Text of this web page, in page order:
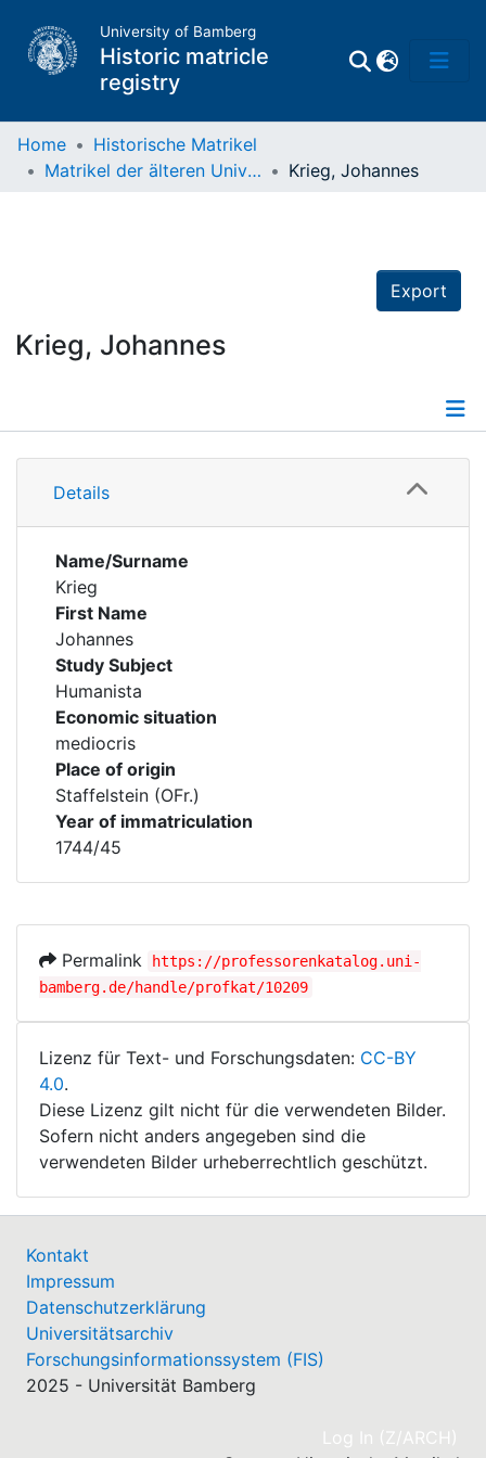
University of Bamberg
Historic matricle
registry
Home
Historische Matrikel
Matrikel der älteren Universität
Krieg, Johannes
Export
Krieg, Johannes
Details
Details
Name/Surname
Krieg
First Name
Johannes
Study Subject
Humanista
Economic situation
mediocris
Place of origin
Staffelstein (OFr.)
Year of immatriculation
1744/45
Permalink
https://professorenkatalog.uni-
bamberg.de/handle/profkat/10209
Lizenz für Text- und Forschungsdaten: CC-BY
4.0.
Diese Lizenz gilt nicht für die verwendeten Bilder.
Sofern nicht anders angegeben sind die
verwendeten Bilder urheberrechtlich geschützt.
Kontakt
Impressum
Datenschutzerklärung
Universitätsarchiv
Forschungsinformationssystem (FIS)
2025 - Universität Bamberg
Log In (Z/ARCH)